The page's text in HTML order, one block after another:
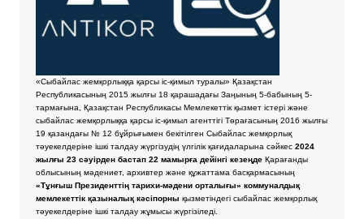
«Сыбайлас жемқорлыққа қарсы іс-қимыл туралы» Қазақстан
Республикасының 2015 жылғы 18 қарашадағы Заңының 5-бабының 5-
тармағына, Қазақстан Республикасы Мемлекеттік қызмет істері және
сыбайлас жемқорлыққа қарсы іс-қимыл агенттігі Төрағасының 2016 жылғы
19 қазандағы № 12 бұйрығымен бекітілген Сыбайлас жемқорлық
тәуекелдеріне ішкі талдау жүргізудің үлгілік қағидаларына сәйкес2024
жылғы 23 сәуірден бастап 22 мамырға дейінгі кезеңде Қарағанды
облысының мәдениет, архивтер және құжаттама басқармасының
«Тұнғыш Президенттің тарихи-мәдени орталығы» коммуналдық
мемлекеттік қазыналық кәсіпорны қызметіндегі сыбайлас жемқорлық
тәуекелдеріне ішкі талдау жұмысы жүргізіледі.